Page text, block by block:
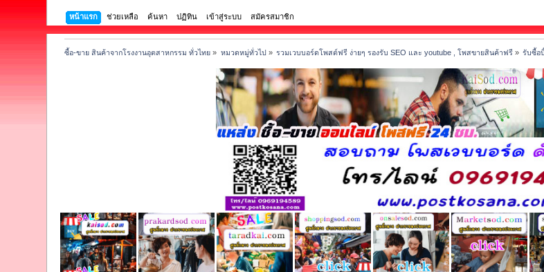
หน้าแรก ช่วยเหลือ ค้นหา ปฏิทิน เข้าสู่ระบบ สมัครสมาชิก
ซื้อ-ขาย สินค้าจากโรงงานอุตสาหกรรม ทั่วไทย » หมวดหมู่ทั่วไป» รวมเวบบอร์ดโพสต์ฟรี ง่ายๆ รองรับ SEO และ youtube , โพสขายสินค้าฟรี » รับซื้อ